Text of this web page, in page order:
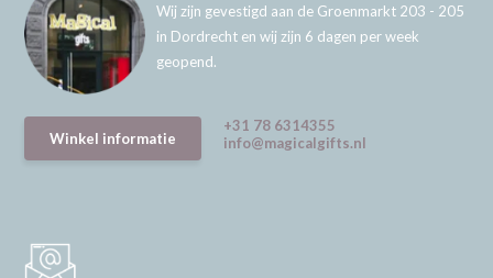
Wij zijn gevestigd aan de Groenmarkt 203 - 205
in Dordrecht en wij zijn 6 dagen per week
geopend.
Winkel informatie
+31 78 6314355
info@magicalgifts.nl